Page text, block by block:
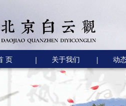
页 关于我们
| 动
|